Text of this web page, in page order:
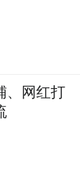
、网红打